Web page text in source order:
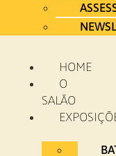
HOME
O
SALÃO